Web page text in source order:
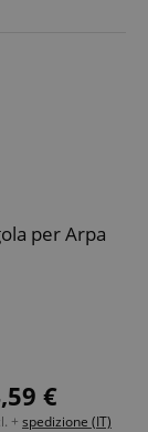
per Arpa
€
+ spedizione (IT)